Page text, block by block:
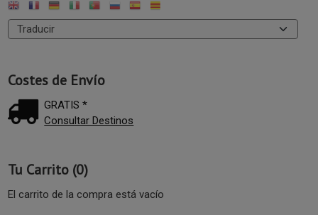
Costes de Envío
GRATIS *
Consultar Destinos
Tu Carrito (0)
El carrito de la compra está vacío